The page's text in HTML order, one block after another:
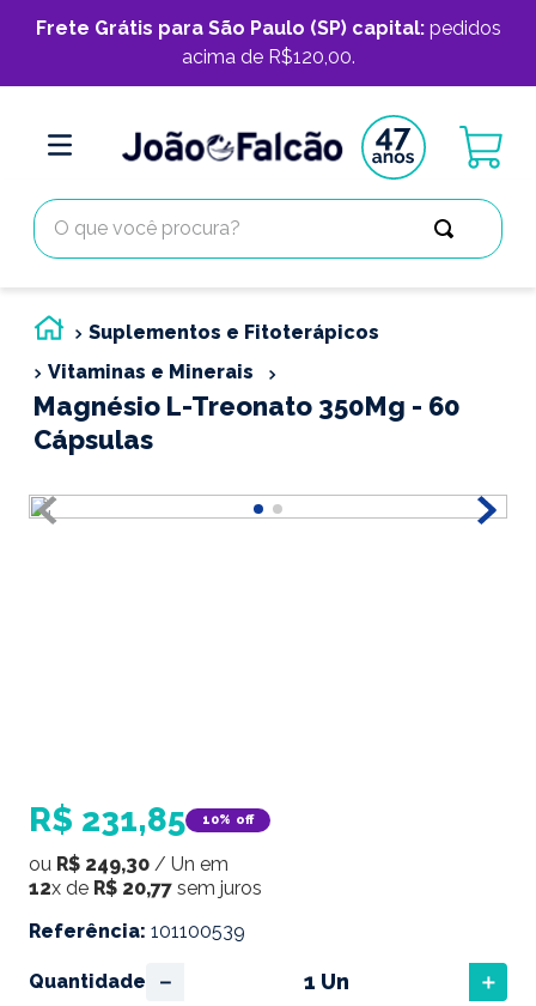
Frete Grátis para São Paulo (SP) capital:pedidos
acima de R$120,00.
O que você procura?
Suplementos e Fitoterápicos
Vitaminas e Minerais
Magnésio L-Treonato 350Mg - 60
Cápsulas
R$ 231,85 10% off
ou R$ 249,30 / Un em
12x de R$ 20,77 sem juros
Referência: 101100539
Quantidade ＋
－